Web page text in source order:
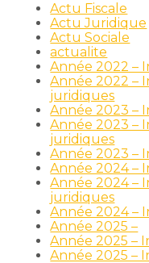
Actu Fiscale
Actu Juridique
Actu Sociale
actualite
Année 2022 –
Année 2022 –
juridiques
Année 2023 –
Année 2023 –
juridiques
Année 2023 –
Année 2024 –
Année 2024 –
juridiques
Année 2024 –
Année 2025 –
Année 2025 –
Année 2025 –